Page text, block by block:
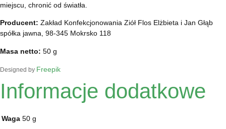
miejscu, chronić od światła.
Producent: Zakład Konfekcjonowania Ziół Flos Elżbieta i Jan Głąb
spółka jawna, 98-345 Mokrsko 118
Masa netto: 50 g
Designed by Freepik
Informacje dodatkowe
Waga 50 g